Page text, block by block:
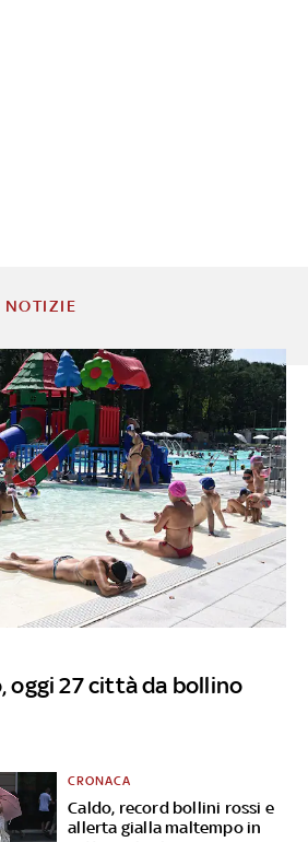
NOTIZIE
oggi 27 città da bollino
Caldo, record bollini rossi e
allerta gialla maltempo in
CRONACA